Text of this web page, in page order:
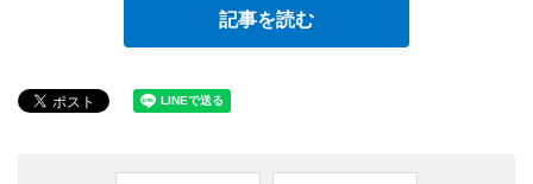
記事を読む